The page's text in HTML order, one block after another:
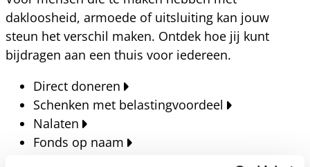
dakloosheid, armoede of uitsluiting kan jouw
steun het verschil maken. Ontdek hoe jij kunt
bijdragen aan een thuis voor iedereen.
Direct doneren
Schenken met belastingvoordeel
Nalaten
Fonds op naam